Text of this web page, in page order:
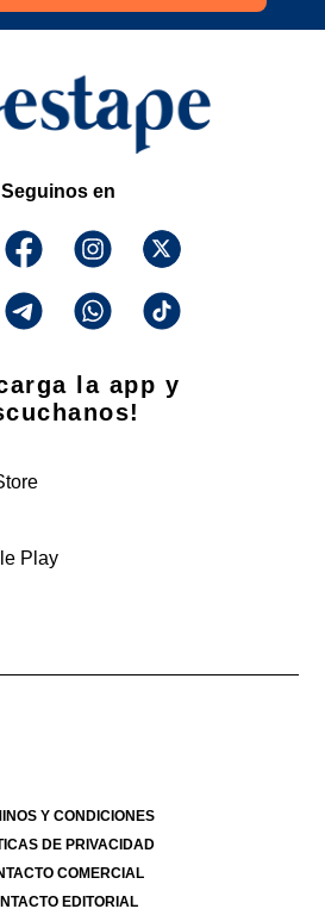
Seguinos en
la app y
Y CONDICIONES
DE PRIVACIDAD
COMERCIAL
EDITORIAL